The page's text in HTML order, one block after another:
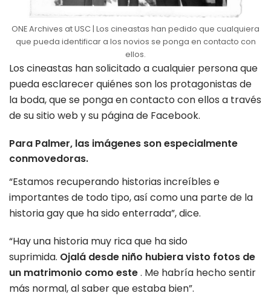
ONE Archives at USC | Los cineastas han pedido que cualquiera
que pueda identificar a los novios se ponga en contacto con
ellos.
Los cineastas han solicitado a cualquier persona que
pueda esclarecer quiénes son los protagonistas de
la boda, que se ponga en contacto con ellos a través
de su sitio web y su página de Facebook.
Para Palmer, las imágenes son especialmente
conmovedoras.
“Estamos recuperando historias increíbles e
importantes de todo tipo, así como una parte de la
historia gay que ha sido enterrada”, dice.
“Hay una historia muy rica que ha sido
suprimida. Ojalá desde niño hubiera visto fotos de
un matrimonio como este. Me habría hecho sentir
más normal, al saber que estaba bien”.